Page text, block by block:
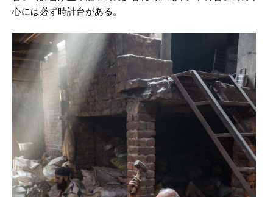
心には必ず時計台がある。